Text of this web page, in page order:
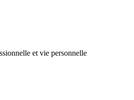
et vie personnelle